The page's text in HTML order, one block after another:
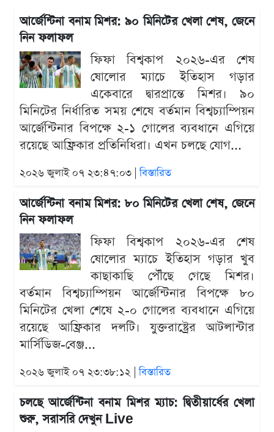
আর্জেন্টিনা বনাম মিশর: ৯০ মিনিটের খেলা শেষ, জেনে
নিন ফলাফল
ফিফা বিশ্বকাপ ২০২৬-এর শেষ
ষোলোর ম্যাচে ইতিহাস গড়ার
একেবারে দ্বারপ্রান্তে মিশর। ৯০
মিনিটের নির্ধারিত সময় শেষে বর্তমান বিশ্বচ্যাম্পিয়ন
আর্জেন্টিনার বিপক্ষে ২-১ গোলের ব্যবধানে এগিয়ে
রয়েছে আফ্রিকার প্রতিনিধিরা। এখন চলছে যোগ...
২০২৬ জুলাই ০৭ ২৩:৪৭:০৩ |বিস্তারিত
আর্জেন্টিনা বনাম মিশর: ৮০ মিনিটের খেলা শেষ, জেনে
নিন ফলাফল
ফিফা বিশ্বকাপ ২০২৬-এর শেষ
ষোলোর ম্যাচে ইতিহাস গড়ার খুব
কাছাকাছি পৌঁছে গেছে মিশর।
বর্তমান বিশ্বচ্যাম্পিয়ন আর্জেন্টিনার বিপক্ষে ৮০
মিনিটের খেলা শেষে ২-০ গোলের ব্যবধানে এগিয়ে
রয়েছে আফ্রিকার দলটি। যুক্তরাষ্ট্রের আটলান্টার
মার্সিডিজ-বেঞ্জ...
২০২৬ জুলাই ০৭ ২৩:৩৮:১২ |বিস্তারিত
চলছে আর্জেন্টিনা বনাম মিশর ম্যাচ: দ্বিতীয়ার্ধের খেলা
শুরু, সরাসরি দেখুন Live